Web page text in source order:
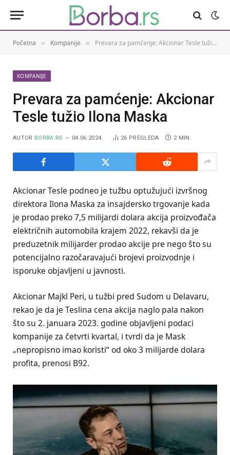
Početna » Kompanije » Prevara za pamćenje: Akcionar Tesle tužio Ilona Maska
KOMPANIJE
Prevara za pamćenje: Akcionar
Tesle tužio Ilona Maska
AUTOR BORBA.RS 04.06.2024. 26 PREGLEDA 2 MIN.
Akcionar Tesle podneo je tužbu optužujući izvršnog
direktora Ilona Maska za insajdersko trgovanje kada
je prodao preko 7,5 milijardi dolara akcija proizvođača
električnih automobila krajem 2022, rekavši da je
preduzetnik milijarder prodao akcije pre nego što su
potencijalno razočaravajući brojevi proizvodnje i
isporuke objavljeni u javnosti.
Akcionar Majkl Peri, u tužbi pred Sudom u Delavaru,
rekao je da je Teslina cena akcija naglo pala nakon
što su 2. januara 2023. godine objavljeni podaci
kompanije za četvrti kvartal, i tvrdi da je Mask
„nepropisno imao koristi“ od oko 3 milijarde dolara
profita, prenosi B92.